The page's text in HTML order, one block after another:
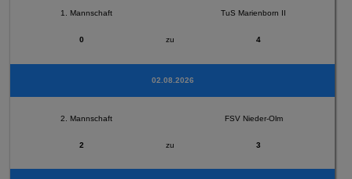
1. Mannschaft TuS Marienborn II
0 zu 4
02.08.2026
2. Mannschaft FSV Nieder-Olm
2 zu 3